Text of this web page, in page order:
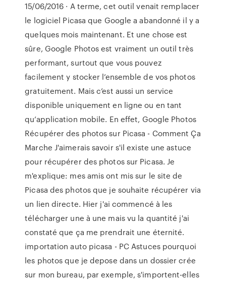
15/06/2016 · A terme, cet outil venait remplacer
le logiciel Picasa que Google a abandonné il y a
quelques mois maintenant. Et une chose est
sûre, Google Photos est vraiment un outil très
performant, surtout que vous pouvez
facilement y stocker l’ensemble de vos photos
gratuitement. Mais c’est aussi un service
disponible uniquement en ligne ou en tant
qu’application mobile. En effet, Google Photos
Récupérer des photos sur Picasa - Comment Ça
Marche J'aimerais savoir s'il existe une astuce
pour récupérer des photos sur Picasa. Je
m'explique: mes amis ont mis sur le site de
Picasa des photos que je souhaite récupérer via
un lien directe. Hier j'ai commencé à les
télécharger une à une mais vu la quantité j'ai
constaté que ça me prendrait une éternité.
importation auto picasa - PC Astuces pourquoi
les photos que je depose dans un dossier crée
sur mon bureau, par exemple, s'importent-elles